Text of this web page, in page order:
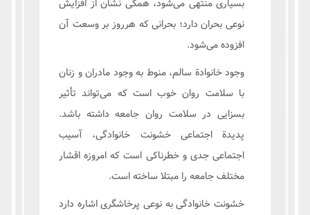
بسیاری منتهی می‌شود، همگی نشان از افزایش
نوعی بحران دارد؛ بحرانی که هرروز بر وسعت آن
افزوده می‌شود.
وجود خانوادة سالم، منوط به وجود مادران و زنان
با سلامت روان خوب است که می‌تواند تأثیر
بسزایی در سلامت روان جامعه داشته باشد.
پدیدة اجتماعی خشونت خانوادگی، آسیب
اجتماعی جدی و خطرناکی است که امروزه اقشار
مختلف جامعه را مبتلا ساخته است.
خشونت خانوادگی به نوعی پرخاشگری اشاره دارد